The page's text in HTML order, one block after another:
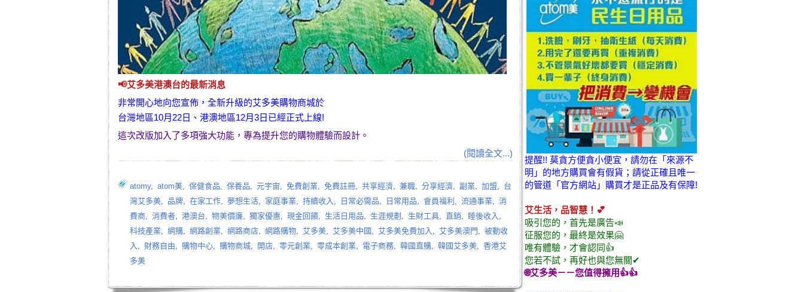
📢艾多美港澳台的最新消息
非常開心地向您宣佈，全新升級的艾多美購物商城於
台灣地區10月22日、港澳地區12月3日已經正式上線!
這次改版加入了多項強大功能，專為提升您的購物體驗而設計。
(閱讀全文...)
atomy, atom美, 保健食品, 保養品, 元宇宙, 免費創業, 免費註冊, 共享經濟, 兼職, 分享經濟, 副業, 加盟, 台
灣艾多美, 品牌, 在家工作, 夢想生活, 家庭事業, 持續收入 , 日常必需品, 日常用品, 會員福利 , 流通事業, 消
費商, 消費者, 港澳台, 物美價廉, 獨家優惠, 現金回饋, 生活日用品, 生涯規劃 , 生財工具, 直銷, 睡後收入 ,
科技產業, 網購, 網路創業, 網路商店, 網路購物, 艾多美, 艾多美中國 , 艾多美免費加入 , 艾多美澳門 , 被動收
入 , 財務自由, 購物中心, 購物商城, 開店, 零元創業, 零成本創業, 電子商務, 韓國直購, 韓國艾多美, 香港艾
多美
提醒!! 莫貪方便貪小便宜，請勿在「來源不
明」的地方購買會有假貨；請從正確且唯一
的管道「官方網站」購買才是正品及有保障!
艾生活，品智慧！💕
吸引您的，首先是廣告📣
征服您的，最終是效果🤗
唯有體驗，才會認同👍
您若不試，再好也與您無關✔
🌐艾多美－－您值得擁用👍👍